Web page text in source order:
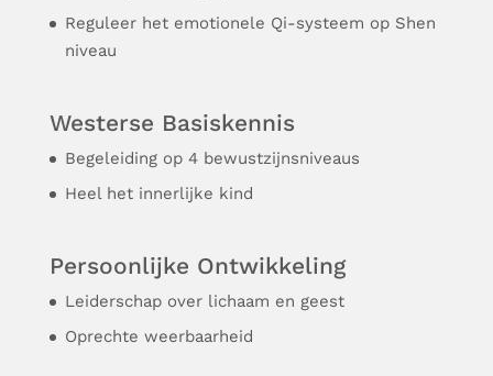
Reguleer het emotionele Qi-systeem op Shen
niveau
Westerse Basiskennis
Begeleiding op 4 bewustzijnsniveaus
Heel het innerlijke kind
Persoonlijke Ontwikkeling
Leiderschap over lichaam en geest
Oprechte weerbaarheid